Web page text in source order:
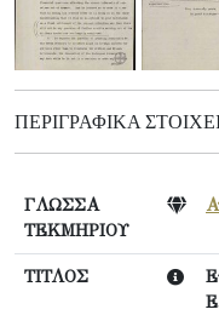
ΠΕΡΙΓΡΑΦΙΚΆ
ΓΛΩΣΣΑ
ΤΕΚΜΗΡΙΟΥ
ΤΙΤΛΟΣ